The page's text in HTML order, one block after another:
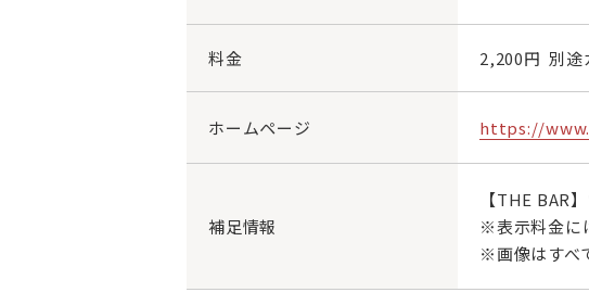
料金 2,200円 別途
ホームページ https://
補足情報
【THE BAR
※表示料金に
※画像はすべ